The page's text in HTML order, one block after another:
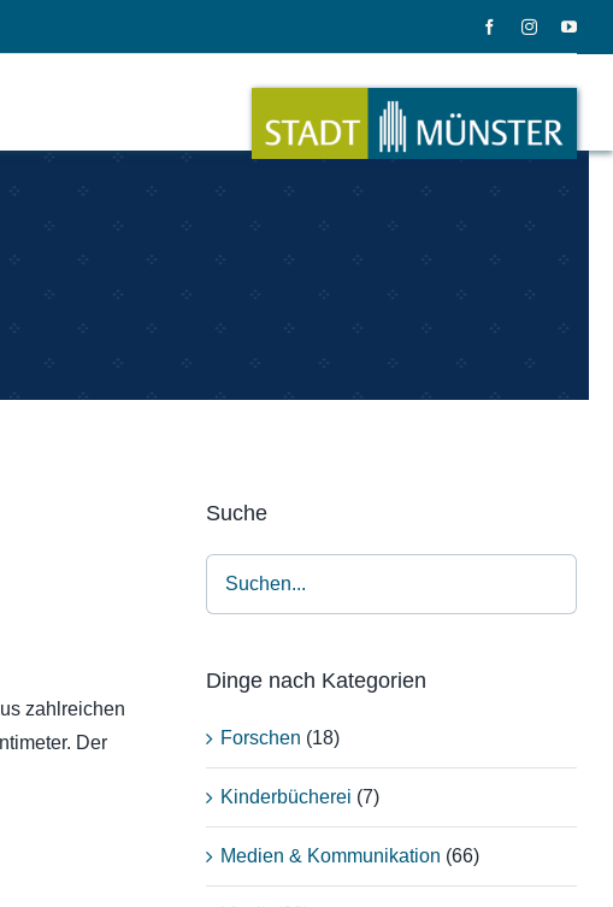
Musik
Alles zum Tasten, Zupfen, Schlagen.
zahlreichen
Der
Suche
Dinge nach Kategorien
Forschen (18)
Kinderbücherei (7)
Medien & Kommunikation (66)